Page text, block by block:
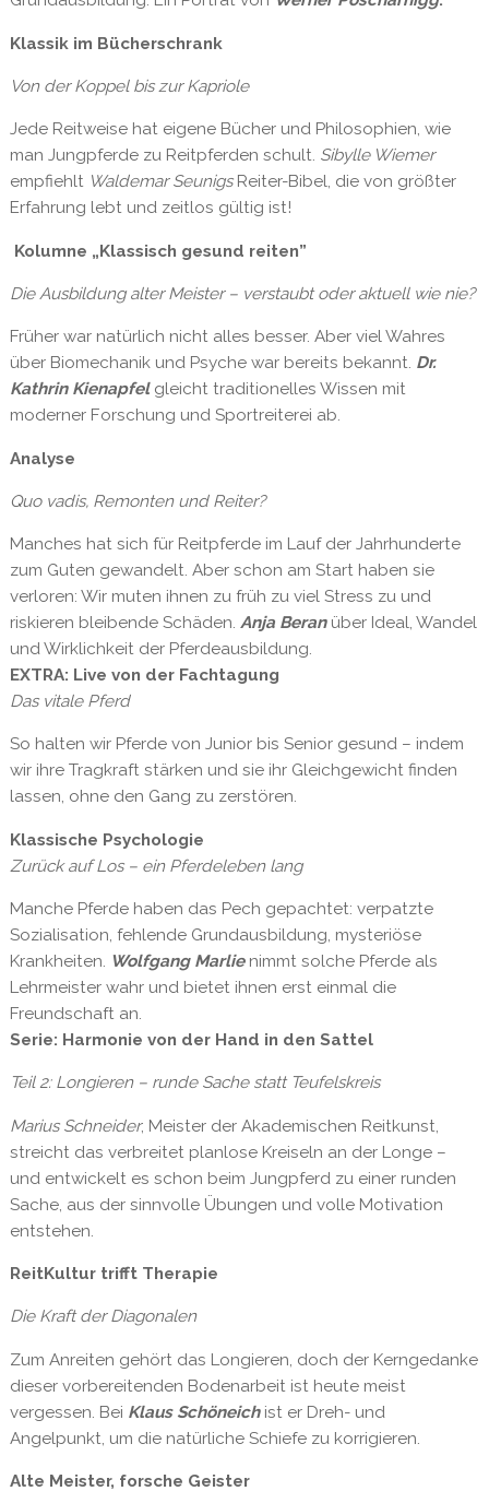
Klassik im Bücherschrank
Von der Koppel bis zur Kapriole
Jede Reitweise hat eigene Bücher und Philosophien, wie
man Jungpferde zu Reitpferden schult. Sibylle Wiemer
empfiehlt Waldemar SeunigsReiter-Bibel, die von größter
Erfahrung lebt und zeitlos gültig ist!
Kolumne „Klassisch gesund reiten”
Die Ausbildung alter Meister – verstaubt oder aktuell wie nie?
Früher war natürlich nicht alles besser. Aber viel Wahres
über Biomechanik und Psyche war bereits bekannt. Dr.
Kathrin Kienapfel gleicht traditionelles Wissen mit
moderner Forschung und Sportreiterei ab.
Analyse
Quo vadis, Remonten und Reiter?
Manches hat sich für Reitpferde im Lauf der Jahrhunderte
zum Guten gewandelt. Aber schon am Start haben sie
verloren: Wir muten ihnen zu früh zu viel Stress zu und
riskieren bleibende Schäden. Anja Beranüber Ideal, Wandel
und Wirklichkeit der Pferdeausbildung.
EXTRA: Live von der Fachtagung
Das vitale Pferd
So halten wir Pferde von Junior bis Senior gesund – indem
wir ihre Tragkraft stärken und sie ihr Gleichgewicht finden
lassen, ohne den Gang zu zerstören.
Klassische Psychologie
Zurück auf Los – ein Pferdeleben lang
Manche Pferde haben das Pech gepachtet: verpatzte
Sozialisation, fehlende Grundausbildung, mysteriöse
Krankheiten. Wolfgang Marlienimmt solche Pferde als
Lehrmeister wahr und bietet ihnen erst einmal die
Freundschaft an.
Serie: Harmonie von der Hand in den Sattel
Teil 2: Longieren – runde Sache statt Teufelskreis
Marius Schneider, Meister der Akademischen Reitkunst,
streicht das verbreitet planlose Kreiseln an der Longe –
und entwickelt es schon beim Jungpferd zu einer runden
Sache, aus der sinnvolle Übungen und volle Motivation
entstehen.
ReitKultur trifft Therapie
Die Kraft der Diagonalen
Zum Anreiten gehört das Longieren, doch der Kerngedanke
dieser vorbereitenden Bodenarbeit ist heute meist
vergessen. Bei Klaus Schöneich ist er Dreh- und
Angelpunkt, um die natürliche Schiefe zu korrigieren.
Alte Meister, forsche Geister